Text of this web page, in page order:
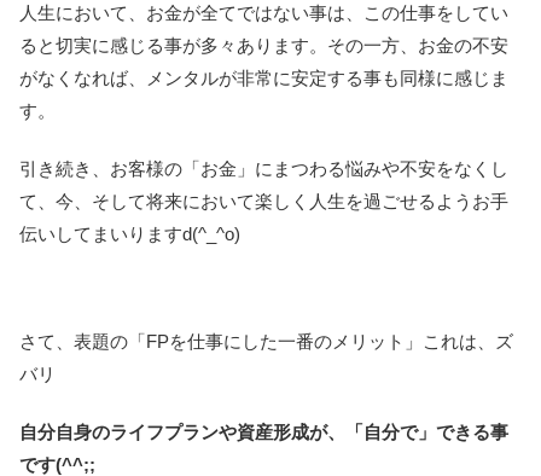
人生において、お金が全てではない事は、この仕事をしてい
ると切実に感じる事が多々あります。その一方、お金の不安
がなくなれば、メンタルが非常に安定する事も同様に感じま
す。
引き続き、お客様の「お金」にまつわる悩みや不安をなくし
て、今、そして将来において楽しく人生を過ごせるようお手
伝いしてまいりますd(^_^o)
さて、表題の「FPを仕事にした一番のメリット」これは、ズ
バリ
自分自身のライフプランや資産形成が、「自分で」できる事
です(^^;;